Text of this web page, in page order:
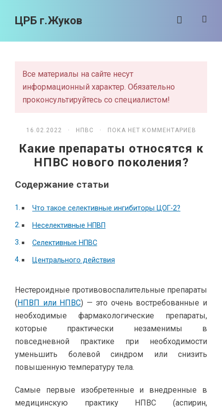
ЦРБ г.Жуков
Все материалы на сайте несут
информационный характер. Обязательно
проконсультируйтесь со специалистом!
16.02.2022 · НПВС · ПОКА НЕТ КОММЕНТАРИЕВ
Какие препараты относятся к
НПВС нового поколения?
Содержание статьи
Что такое селективные ингибиторы ЦОГ-2?
Неселективные НПВП
Селективные НПВС
Центрального действия
Нестероидные противовоспалительные препараты
(НПВП или НПВС) — это очень востребованные и
необходимые фармакологические препараты,
которые практически незаменимы в
повседневной практике при необходимости
уменьшить болевой синдром или снизить
повышенную температуру тела.
Самые первые изобретенные и внедренные в
медицинскую практику НПВС (аспирин,